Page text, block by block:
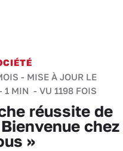
- MISE À JOUR LE
1 MIN - VU 1198 FOIS
réussite de
chez
»